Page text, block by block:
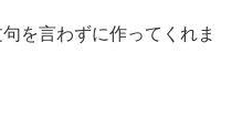
を言わずに作ってくれま